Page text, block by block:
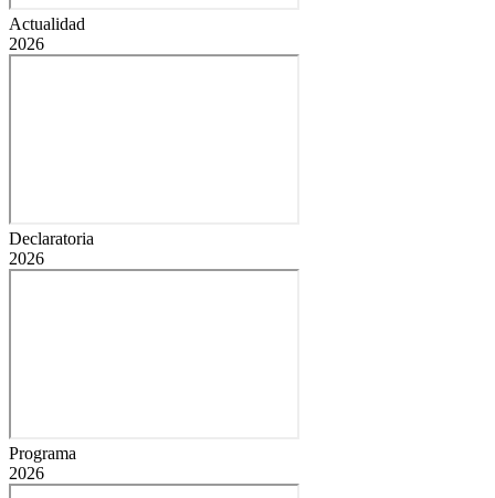
Actualidad
2026
Declaratoria
2026
Programa
2026